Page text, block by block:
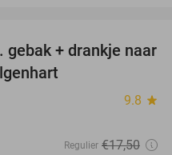
43%
gebak + drankje naar
9.8 star
Regulier €17,50